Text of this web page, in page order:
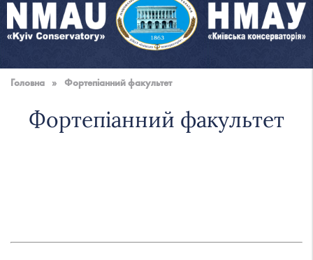
музична
України
Головна » Фортепіанний факультет
Фортепіанний факультет